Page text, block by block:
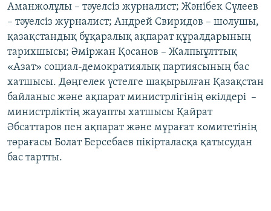
Аманжолұлы – тәуелсіз журналист; Жәнібек Сүлеев
– тәуелсіз журналист; Андрей Свиридов – шолушы,
қазақстандық бұқаралық ақпарат құралдарының
тарихшысы; Әміржан Қосанов – Жалпыұлттық
«Азат» социал-демократиялық партиясының бас
хатшысы. Дөңгелек үстелге шақырылған Қазақстан
байланыс және ақпарат министрлігінің өкілдері –
министрліктің жауапты хатшысы Қайрат
Әбсаттаров пен ақпарат және мұрағат комитетінің
төрағасы Болат Берсебаев пікірталасқа қатысудан
бас тартты.